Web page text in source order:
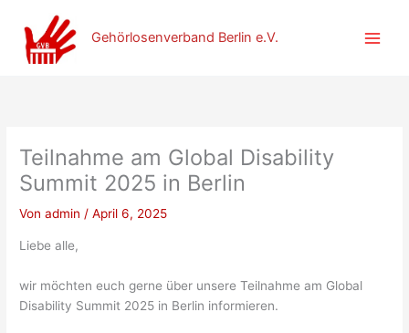
Inhalt
springen
Gehörlosenverband Berlin e.V.
Teilnahme am Global Disability
Summit 2025 in Berlin
Vonadmin/April 6, 2025
Liebe alle,
wir möchten euch gerne über unsere Teilnahme am Global
Disability Summit 2025 in Berlin informieren.